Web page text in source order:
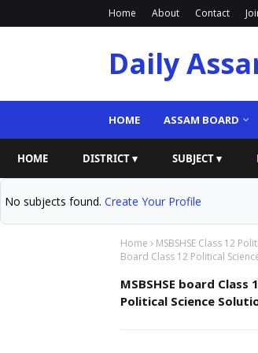
Home About Contact
Daily
HOME ASSAM BOARD
HOME DISTRICT ▾ SUBJECT ▾
No subjects found. Create Your Profile
Home MSBSHSE Class 12
Board Class 12 Political
MSBSHSE board
Political Science